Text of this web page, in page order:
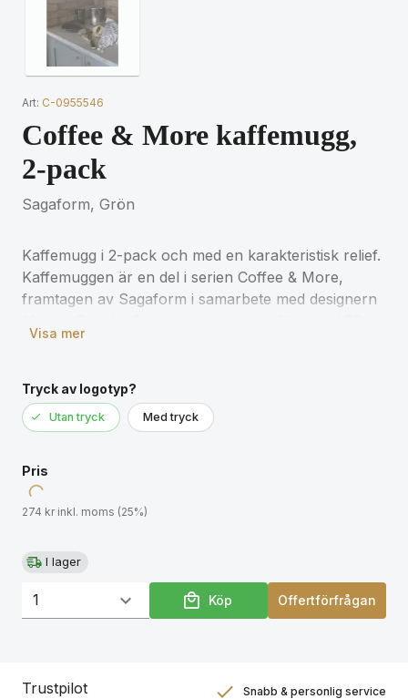
Art: C-0955546
Coffee & More kaffemugg,
2-pack
Sagaform, Grön
Kaffemugg i 2-pack och med en karakteristisk relief.
Kaffemuggen är en del i serien Coffee & More,
framtagen av Sagaform i samarbete med designern
talets direkta, lekfulla och raka språk. Serien finns i
bäst i en härlig mix av allt! Tål mikrovågsugn och
maskindisk.
Visa mer
Tryck av logotyp?
Utan tryck Med tryck
Pris
274 kr inkl. moms (25%)
I lager
Köp Offertförfrågan
Trustpilot Snabb & personlig service